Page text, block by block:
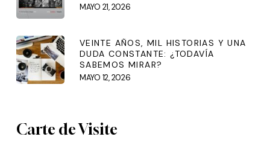
MAYO 21, 2026
VEINTE AÑOS, MIL HISTORIAS Y UNA
DUDA CONSTANTE: ¿TODAVÍA
SABEMOS MIRAR?
MAYO 12, 2026
Carte de Visite